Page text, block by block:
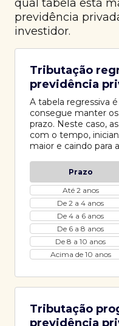
qual tabela está
previdência
investidor.
Tributação
previdência
A tabela regressiva
consegue manter
prazo. Neste caso,
com o tempo,
maior e caindo para
Prazo
Até 2 anos
De 2 a 4 anos
De 4 a 6 anos
De 6 a 8 anos
De 8 a 10 anos
Acima de 10 anos
Tributação
previdência